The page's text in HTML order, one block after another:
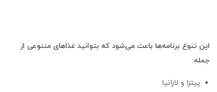
این تنوع برنامه‌ها باعث می‌شود که بتوانید غذاهای متنوعی از
جمله:
پیتزا و لازانیا